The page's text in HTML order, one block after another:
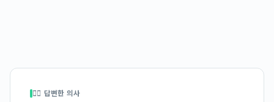
👩‍⚕️ 답변한 의사